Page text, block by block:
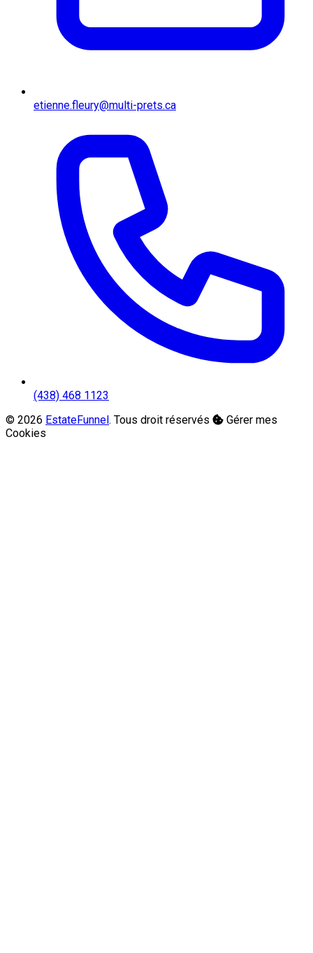
etienne.fleury@multi-prets.ca
(438) 468 1123
© 2026 EstateFunnel. Tous droit réservés
Gérer mes
Cookies